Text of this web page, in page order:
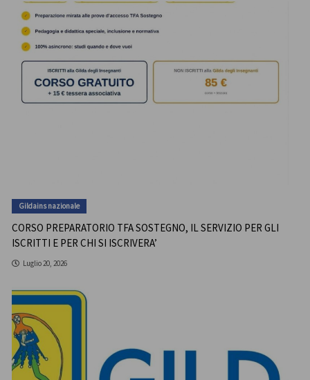
Gildains nazionale
CORSO PREPARATORIO TFA SOSTEGNO, IL SERVIZIO PER GLI
ISCRITTI E PER CHI SI ISCRIVERA’
Luglio 20, 2026